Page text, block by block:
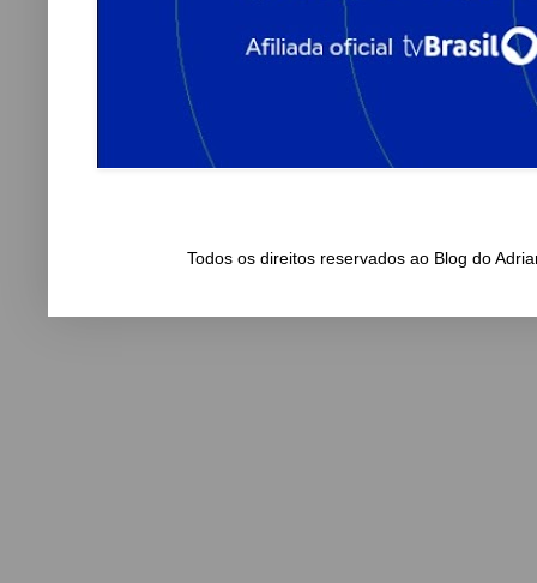
Todos os direitos reservados ao Blog do